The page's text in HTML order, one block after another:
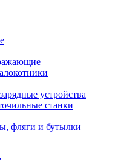
устройства
станки
фляги и бутылки